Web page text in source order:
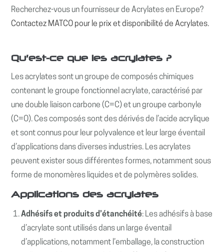
Recherchez-vous un fournisseur de Acrylates en Europe?
Contactez MATCO pour le prix et disponibilité de Acrylates.
Qu’est-ce que les acrylates ?
Les acrylates sont un groupe de composés chimiques
contenant le groupe fonctionnel acrylate, caractérisé par
une double liaison carbone (C=C) et un groupe carbonyle
(C=O). Ces composés sont des dérivés de l’acide acrylique
et sont connus pour leur polyvalence et leur large éventail
d’applications dans diverses industries. Les acrylates
peuvent exister sous différentes formes, notamment sous
forme de monomères liquides et de polymères solides.
Applications des acrylates
Adhésifs et produits d’étanchéité: Les adhésifs à base
d’acrylate sont utilisés dans un large éventail
d’applications, notamment l’emballage, la construction